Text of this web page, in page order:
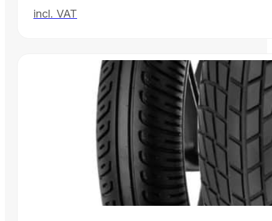
incl. VAT